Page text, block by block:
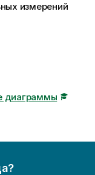
измерений
диаграммы